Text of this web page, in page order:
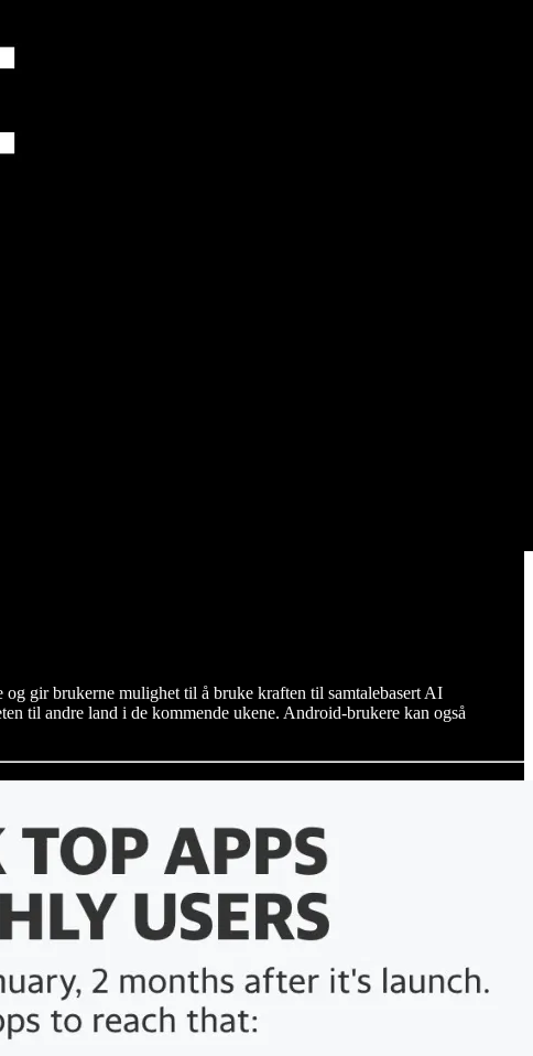
gir brukerne mulighet til å bruke kraften til samtalebasert AI
til andre land i de kommende ukene. Android-brukere kan også